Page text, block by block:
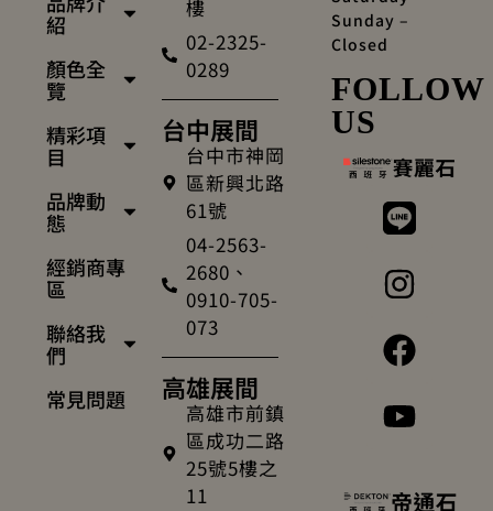
紹
顏色全
覽
精彩項
目
品牌動
態
經銷商專
區
聯絡我
們
常見問題
樓
02-2325-
0289
台中展間
台中市神岡
區新興北路
61號
04-2563-
2680、
0910-705-
073
高雄展間
高雄市前鎮
區成功二路
25號5樓之
11
Sunday –
Closed
FOLLOW
US